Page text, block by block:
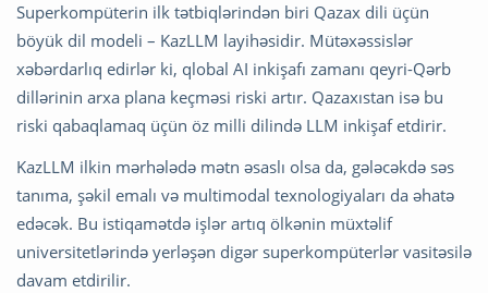
Superkompüterin ilk tətbiqlərindən biri Qazax dili üçün
böyük dil modeli – KazLLM layihəsidir. Mütəxəssislər
xəbərdarlıq edirlər ki, qlobal AI inkişafı zamanı qeyri-Qərb
dillərinin arxa plana keçməsi riski artır. Qazaxıstan isə bu
riski qabaqlamaq üçün öz milli dilində LLM inkişaf etdirir.
KazLLM ilkin mərhələdə mətn əsaslı olsa da, gələcəkdə səs
tanıma, şəkil emalı və multimodal texnologiyaları da əhatə
edəcək. Bu istiqamətdə işlər artıq ölkənin müxtəlif
universitetlərində yerləşən digər superkompüterlər vasitəsilə
davam etdirilir.